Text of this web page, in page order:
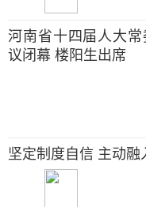
河南省十四届人大
议闭幕 楼阳生出席
坚定制度自信 主动